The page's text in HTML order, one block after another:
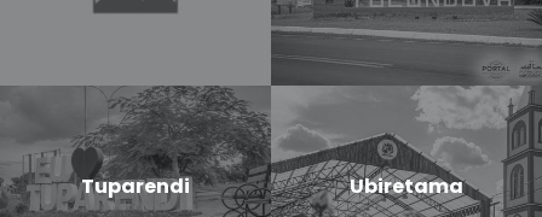
Tuparendi Ubiretama